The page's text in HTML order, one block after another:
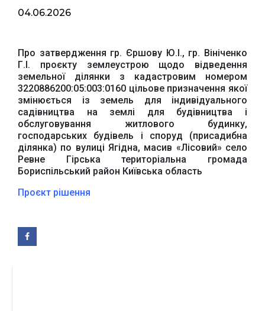
04.06.2026
Про затвердження гр. Єршову Ю.І., гр. Вініченко
Г.І. проєкту землеустрою щодо відведення
земельної ділянки з кадастровим номером
3220886200:05:003:0160 цільове призначення якої
змінюється із земель для індивідуального
садівництва на землі для будівництва і
обслуговування житлового будинку,
господарських будівель і споруд (присадибна
ділянка) по вулиці Ягідна, масив «Лісовий» село
Ревне Гірська територіальна громада
Бориспільський район Київська область
Проєкт рішення
Офіційний веб-сайт
Верховної Ради
України
Офіційне інтернет-
представництво
Президента України
Урядовий портал
Київська обласна